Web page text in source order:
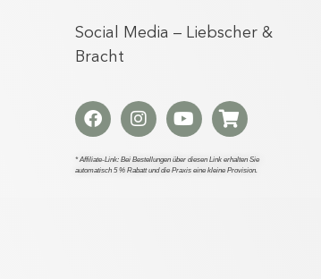
Social Media – Liebscher &
Bracht
* Affiliate-Link: Bei Bestellungen über diesen Link erhalten Sie
automatisch 5 % Rabatt und die Praxis eine kleine Provision.